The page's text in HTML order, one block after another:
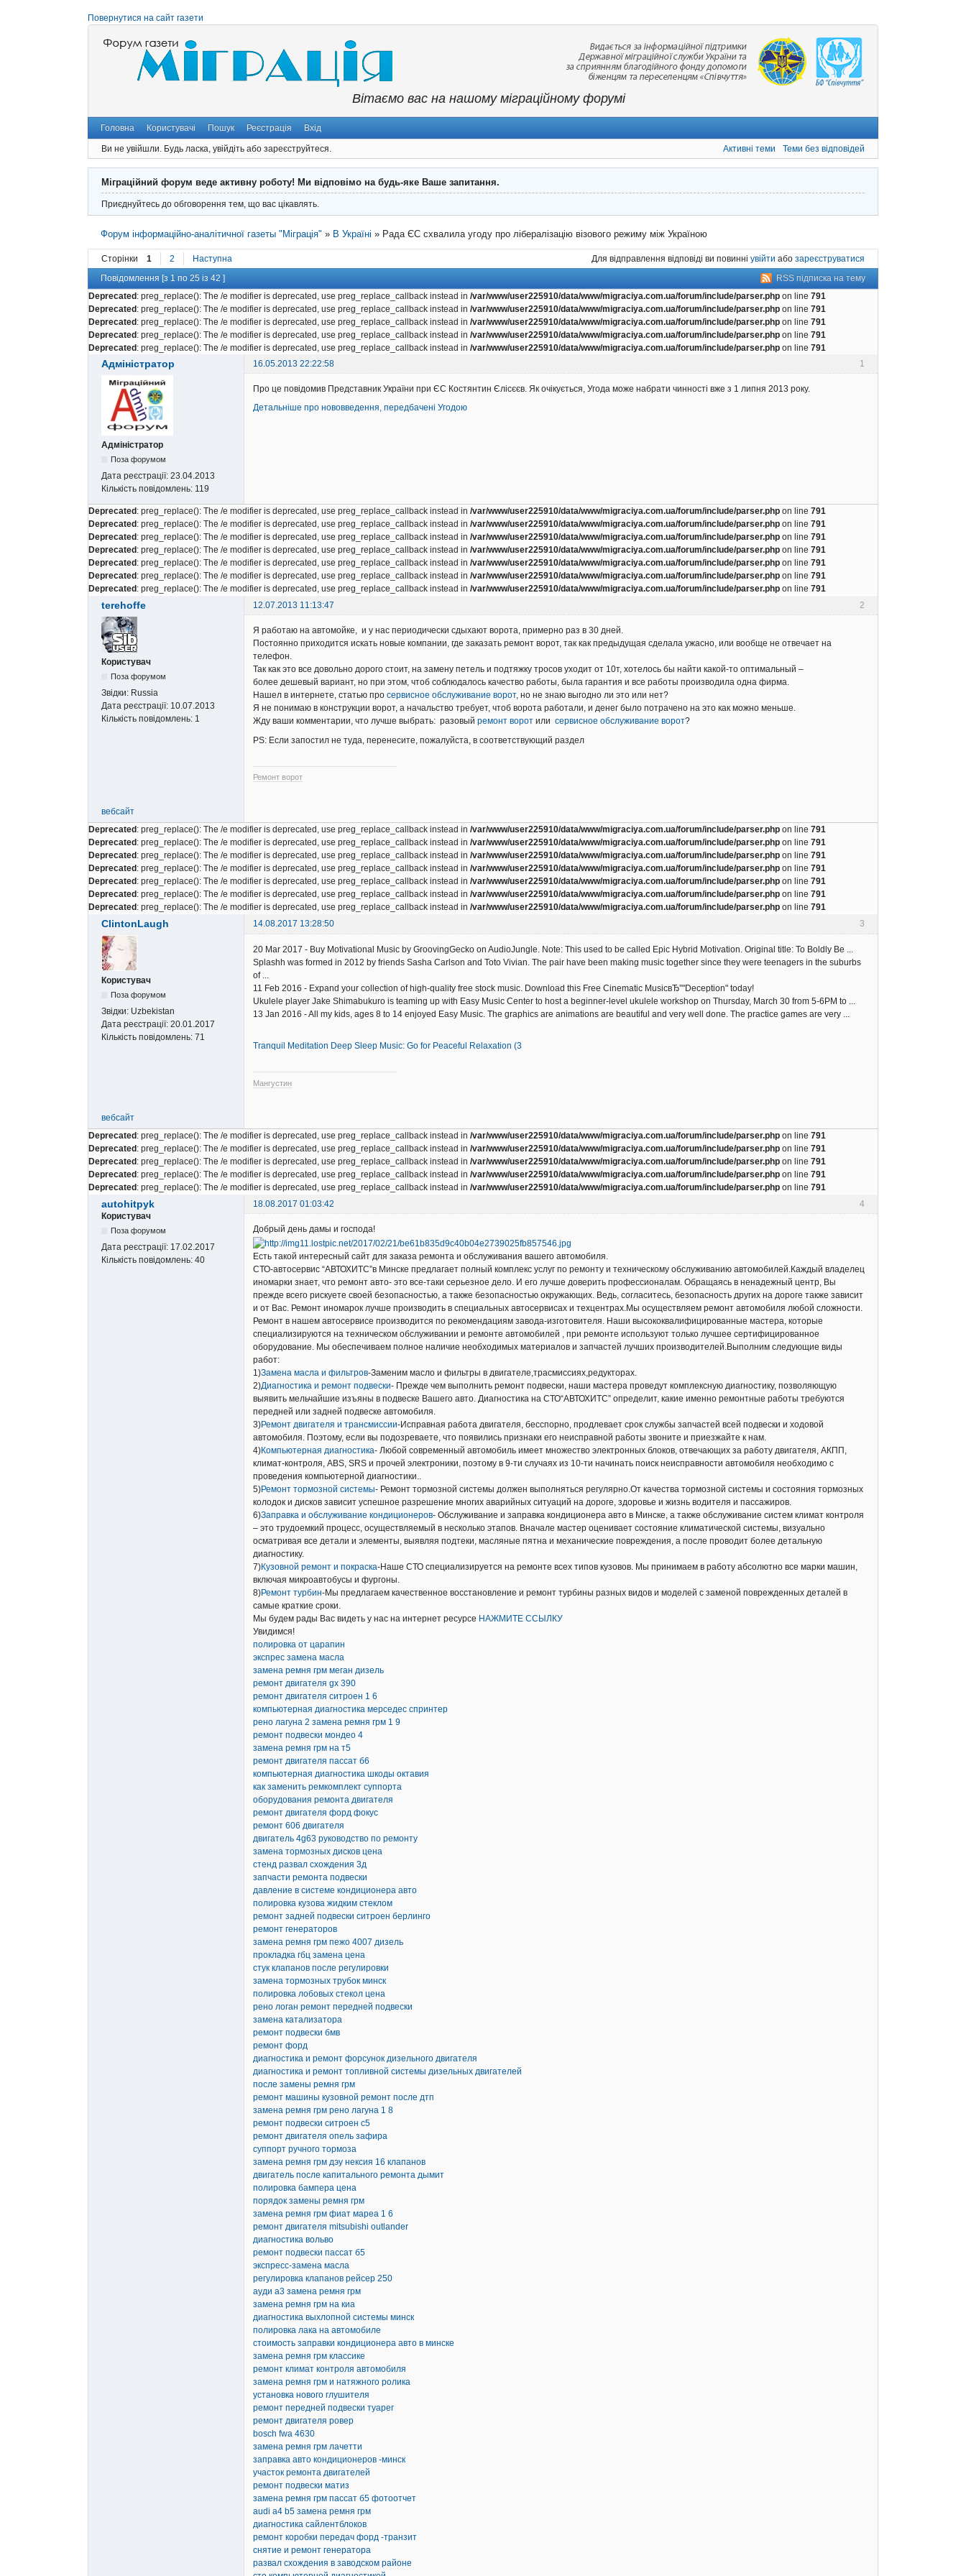
Повернутися на сайт газети
Вітаємо вас на нашому міграційному форумі
Головна Користувачі Пошук Реєстрація Вхід
Ви не увійшли. Будь ласка, увійдіть або зареєструйтеся. Активні теми Теми без відповідей
Міграційний форум веде активну роботу! Ми відповімо на будь-яке Ваше запитання.
Приєднуйтесь до обговорення тем, що вас цікавлять.
Форум інформаційно-аналітичної газеты "Міграція" » В Україні » Рада ЄС схвалила угоду про лібералізацію візового режиму між Україною
Сторінки 1 2 Наступна Для відправлення відповіді ви повинні увійти або зареєструватися
RSS підписка на тему
Повідомлення [з 1 по 25 із 42 ]
Deprecated: preg_replace(): The /e modifier is deprecated, use preg_replace_callback instead in /var/www/user225910/data/www/migraciya.com.ua/forum/include/parser.php on line 791
Deprecated: preg_replace(): The /e modifier is deprecated, use preg_replace_callback instead in /var/www/user225910/data/www/migraciya.com.ua/forum/include/parser.php on line 791
Deprecated: preg_replace(): The /e modifier is deprecated, use preg_replace_callback instead in /var/www/user225910/data/www/migraciya.com.ua/forum/include/parser.php on line 791
Deprecated: preg_replace(): The /e modifier is deprecated, use preg_replace_callback instead in /var/www/user225910/data/www/migraciya.com.ua/forum/include/parser.php on line 791
Deprecated: preg_replace(): The /e modifier is deprecated, use preg_replace_callback instead in /var/www/user225910/data/www/migraciya.com.ua/forum/include/parser.php on line 791
1
Адміністратор 16.05.2013 22:22:58
Адміністратор
Поза форумом
Дата реєстрації: 23.04.2013
Кількість повідомлень: 119
Про це повідомив Представник України при ЄС Костянтин Єлісєєв. Як очікується, Угода може набрати чинності вже з 1 липня 2013 року.
Детальніше про нововведення, передбачені Угодою
Deprecated: preg_replace(): The /e modifier is deprecated, use preg_replace_callback instead in /var/www/user225910/data/www/migraciya.com.ua/forum/include/parser.php on line 791
Deprecated: preg_replace(): The /e modifier is deprecated, use preg_replace_callback instead in /var/www/user225910/data/www/migraciya.com.ua/forum/include/parser.php on line 791
Deprecated: preg_replace(): The /e modifier is deprecated, use preg_replace_callback instead in /var/www/user225910/data/www/migraciya.com.ua/forum/include/parser.php on line 791
Deprecated: preg_replace(): The /e modifier is deprecated, use preg_replace_callback instead in /var/www/user225910/data/www/migraciya.com.ua/forum/include/parser.php on line 791
Deprecated: preg_replace(): The /e modifier is deprecated, use preg_replace_callback instead in /var/www/user225910/data/www/migraciya.com.ua/forum/include/parser.php on line 791
Deprecated: preg_replace(): The /e modifier is deprecated, use preg_replace_callback instead in /var/www/user225910/data/www/migraciya.com.ua/forum/include/parser.php on line 791
Deprecated: preg_replace(): The /e modifier is deprecated, use preg_replace_callback instead in /var/www/user225910/data/www/migraciya.com.ua/forum/include/parser.php on line 791
2
terehoffe 12.07.2013 11:13:47
Користувач
Поза форумом
Звідки: Russia
Дата реєстрації: 10.07.2013
Кількість повідомлень: 1
Я работаю на автомойке, и у нас периодически сдыхают ворота, примерно раз в 30 дней.
Постоянно приходится искать новые компании, где заказать ремонт ворот, так как предыдущая сделала ужасно, или вообще не отвечает на
телефон.
Так как это все довольно дорого стоит, на замену петель и подтяжку тросов уходит от 10т, хотелось бы найти какой-то оптимальный –
более дешевый вариант, но при этом, чтоб соблюдалось качество работы, была гарантия и все работы производила одна фирма.
Нашел в интернете, статью про сервисное обслуживание ворот, но не знаю выгодно ли это или нет?
Я не понимаю в конструкции ворот, а начальство требует, чтоб ворота работали, и денег было потрачено на это как можно меньше.
Жду ваши комментарии, что лучше выбрать: разовый ремонт ворот или сервисное обслуживание ворот?
PS: Если запостил не туда, перенесите, пожалуйста, в соответствующий раздел
Ремонт ворот
вебсайт
Deprecated : preg_replace(): The /e modifier is deprecated, use preg_replace_callback instead in /var/www/user225910/data/www/migraciya.com.ua/forum/include/parser.php on line 791
Deprecated : preg_replace(): The /e modifier is deprecated, use preg_replace_callback instead in /var/www/user225910/data/www/migraciya.com.ua/forum/include/parser.php on line 791
Deprecated : preg_replace(): The /e modifier is deprecated, use preg_replace_callback instead in /var/www/user225910/data/www/migraciya.com.ua/forum/include/parser.php on line 791
Deprecated : preg_replace(): The /e modifier is deprecated, use preg_replace_callback instead in /var/www/user225910/data/www/migraciya.com.ua/forum/include/parser.php on line 791
Deprecated : preg_replace(): The /e modifier is deprecated, use preg_replace_callback instead in /var/www/user225910/data/www/migraciya.com.ua/forum/include/parser.php on line 791
Deprecated : preg_replace(): The /e modifier is deprecated, use preg_replace_callback instead in /var/www/user225910/data/www/migraciya.com.ua/forum/include/parser.php on line 791
Deprecated : preg_replace(): The /e modifier is deprecated, use preg_replace_callback instead in /var/www/user225910/data/www/migraciya.com.ua/forum/include/parser.php on line 791
3
ClintonLaugh 14.08.2017 13:28:50
Користувач
Поза форумом
Звідки: Uzbekistan
Дата реєстрації: 20.01.2017
Кількість повідомлень: 71
20 Mar 2017 - Buy Motivational Music by GroovingGecko on AudioJungle. Note: This used to be called Epic Hybrid Motivation. Original title: To Boldly Be ...
Splashh was formed in 2012 by friends Sasha Carlson and Toto Vivian. The pair have been making music together since they were teenagers in the suburbs
of ...
11 Feb 2016 - Expand your collection of high-quality free stock music. Download this Free Cinematic MusicвЂ”"Deception" today!
Ukulele player Jake Shimabukuro is teaming up with Easy Music Center to host a beginner-level ukulele workshop on Thursday, March 30 from 5-6PM to ...
13 Jan 2016 - All my kids, ages 8 to 14 enjoyed Easy Music. The graphics are animations are beautiful and very well done. The practice games are very ...
Tranquil Meditation Deep Sleep Music: Go for Peaceful Relaxation (3
Мангустин
вебсайт
Deprecated: preg_replace(): The /e modifier is deprecated, use preg_replace_callback instead in /var/www/user225910/data/www/migraciya.com.ua/forum/include/parser.php on line 791
Deprecated: preg_replace(): The /e modifier is deprecated, use preg_replace_callback instead in /var/www/user225910/data/www/migraciya.com.ua/forum/include/parser.php on line 791
Deprecated: preg_replace(): The /e modifier is deprecated, use preg_replace_callback instead in /var/www/user225910/data/www/migraciya.com.ua/forum/include/parser.php on line 791
Deprecated: preg_replace(): The /e modifier is deprecated, use preg_replace_callback instead in /var/www/user225910/data/www/migraciya.com.ua/forum/include/parser.php on line 791
Deprecated: preg_replace(): The /e modifier is deprecated, use preg_replace_callback instead in /var/www/user225910/data/www/migraciya.com.ua/forum/include/parser.php on line 791
4
autohitpyk
18.08.2017 01:03:42
Користувач
Поза форумом
Дата реєстрації: 17.02.2017
Кількість повідомлень: 40
Добрый день дамы и господа!
Есть такой интересный сайт для заказа ремонта и обслуживания вашего автомобиля.
СТО-автосервис “АВТОХИТС”в Минске предлагает полный комплекс услуг по ремонту и техническому обслуживанию автомобилей.Каждый владелец
иномарки знает, что ремонт авто- это все-таки серьезное дело. И его лучше доверить профессионалам. Обращаясь в ненадежный центр, Вы
прежде всего рискуете своей безопасностью, а также безопасностью окружающих. Ведь, согласитесь, безопасность других на дороге также зависит
и от Вас. Ремонт иномарок лучше производить в специальных автосервисах и техцентрах.Мы осуществляем ремонт автомобиля любой сложности.
Ремонт в нашем автосервисе производится по рекомендациям завода-изготовителя. Наши высококвалифицированные мастера, которые
специализируются на техническом обслуживании и ремонте автомобилей , при ремонте используют только лучшее сертифицированное
оборудование. Мы обеспечиваем полное наличие необходимых материалов и запчастей лучших производителей.Выполним следующие виды
работ:
1)Замена масла и фильтров-Заменим масло и фильтры в двигателе,трасмиссиях,редукторах.
2)Диагностика и ремонт подвески- Прежде чем выполнить ремонт подвески, наши мастера проведут комплексную диагностику, позволяющую
выявить мельчайшие изъяны в подвеске Вашего авто. Диагностика на СТО“АВТОХИТС” определит, какие именно ремонтные работы требуются
передней или задней подвеске автомобиля.
3)Ремонт двигателя и трансмиссии-Исправная работа двигателя, бесспорно, продлевает срок службы запчастей всей подвески и ходовой
автомобиля. Поэтому, если вы подозреваете, что появились признаки его неисправной работы звоните и приезжайте к нам.
4)Компьютерная диагностика- Любой современный автомобиль имеет множество электронных блоков, отвечающих за работу двигателя, АКПП,
климат-контроля, ABS, SRS и прочей электроники, поэтому в 9-ти случаях из 10-ти начинать поиск неисправности автомобиля необходимо с
проведения компьютерной диагностики..
5)Ремонт тормозной системы- Ремонт тормозной системы должен выполняться регулярно.От качества тормозной системы и состояния тормозных
колодок и дисков зависит успешное разрешение многих аварийных ситуаций на дороге, здоровье и жизнь водителя и пассажиров.
6)Заправка и обслуживание кондиционеров- Обслуживание и заправка кондиционера авто в Минске, а также обслуживание систем климат контроля
– это трудоемкий процесс, осуществляемый в несколько этапов. Вначале мастер оценивает состояние климатической системы, визуально
осматривая все детали и элементы, выявляя подтеки, масляные пятна и механические повреждения, а после проводит более детальную
диагностику.
7)Кузовной ремонт и покраска-Наше СТО специализируется на ремонте всех типов кузовов. Мы принимаем в работу абсолютно все марки машин,
включая микроавтобусы и фургоны.
8)Ремонт турбин-Мы предлагаем качественное восстановление и ремонт турбины разных видов и моделей с заменой поврежденных деталей в
самые краткие сроки.
Мы будем рады Вас видеть у нас на интернет ресурсе НАЖМИТЕ ССЫЛКУ
Увидимся!
полировка от царапин
экспрес замена масла
замена ремня грм меган дизель
ремонт двигателя gx 390
ремонт двигателя ситроен 1 6
компьютерная диагностика мерседес спринтер
рено лагуна 2 замена ремня грм 1 9
ремонт подвески мондео 4
замена ремня грм на т5
ремонт двигателя пассат б6
компьютерная диагностика шкоды октавия
как заменить ремкомплект суппорта
оборудования ремонта двигателя
ремонт двигателя форд фокус
ремонт 606 двигателя
двигатель 4g63 руководство по ремонту
замена тормозных дисков цена
стенд развал схождения 3д
запчасти ремонта подвески
давление в системе кондиционера авто
полировка кузова жидким стеклом
ремонт задней подвески ситроен берлинго
ремонт генераторов
замена ремня грм пежо 4007 дизель
прокладка гбц замена цена
стук клапанов после регулировки
замена тормозных трубок минск
полировка лобовых стекол цена
рено логан ремонт передней подвески
замена катализатора
ремонт подвески бмв
ремонт форд
диагностика и ремонт форсунок дизельного двигателя
диагностика и ремонт топливной системы дизельных двигателей
после замены ремня грм
ремонт машины кузовной ремонт после дтп
замена ремня грм рено лагуна 1 8
ремонт подвески ситроен с5
ремонт двигателя опель зафира
суппорт ручного тормоза
замена ремня грм дэу нексия 16 клапанов
двигатель после капитального ремонта дымит
полировка бампера цена
порядок замены ремня грм
замена ремня грм фиат мареа 1 6
ремонт двигателя mitsubishi outlander
диагностика вольво
ремонт подвески пассат б5
экспресс-замена масла
регулировка клапанов рейсер 250
ауди а3 замена ремня грм
замена ремня грм на киа
диагностика выхлопной системы минск
полировка лака на автомобиле
стоимость заправки кондиционера авто в минске
замена ремня грм классике
ремонт климат контроля автомобиля
замена ремня грм и натяжного ролика
установка нового глушителя
ремонт передней подвески туарег
ремонт двигателя ровер
bosch fwa 4630
замена ремня грм лачетти
заправка авто кондиционеров -минск
участок ремонта двигателей
ремонт подвески матиз
замена ремня грм пассат б5 фотоотчет
audi a4 b5 замена ремня грм
диагностика сайлентблоков
ремонт коробки передач форд -транзит
снятие и ремонт генератора
развал схождения в заводском районе